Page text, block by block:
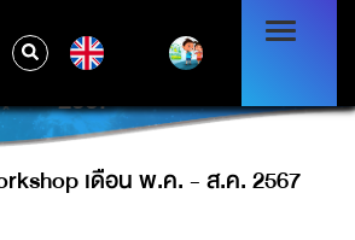
เดือน พ.ค. - ส.ค.
2567
เดือน พ.ค. - ส.ค. 2567